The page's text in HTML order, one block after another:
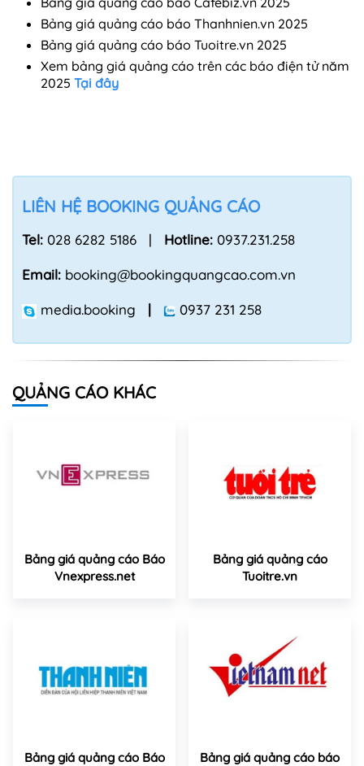
Bảng giá quảng cáo báo Thanhnien.vn 2025
Bảng giá quảng cáo báo Tuoitre.vn 2025
Xem bảng giá quảng cáo trên các báo điện tử năm
2025 Tại đây
LIÊN HỆ BOOKING QUẢNG CÁO
Tel: 028 6282 5186 | Hotline: 0937.231.258
Email: booking@bookingquangcao.com.vn
media.booking | 0937 231 258
QUẢNG CÁO KHÁC
Bảng giá quảng cáo Báo
Vnexpress.net
Bảng giá quảng cáo
Tuoitre.vn
Bảng giá quảng cáo Báo
Bảng giá quảng cáo báo